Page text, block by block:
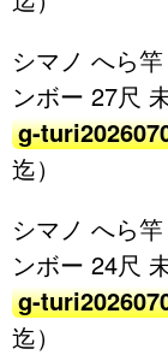
シマノ へら
ンボー 27尺
g-
迄）
シマノ へら
ンボー 24尺
g-
迄）